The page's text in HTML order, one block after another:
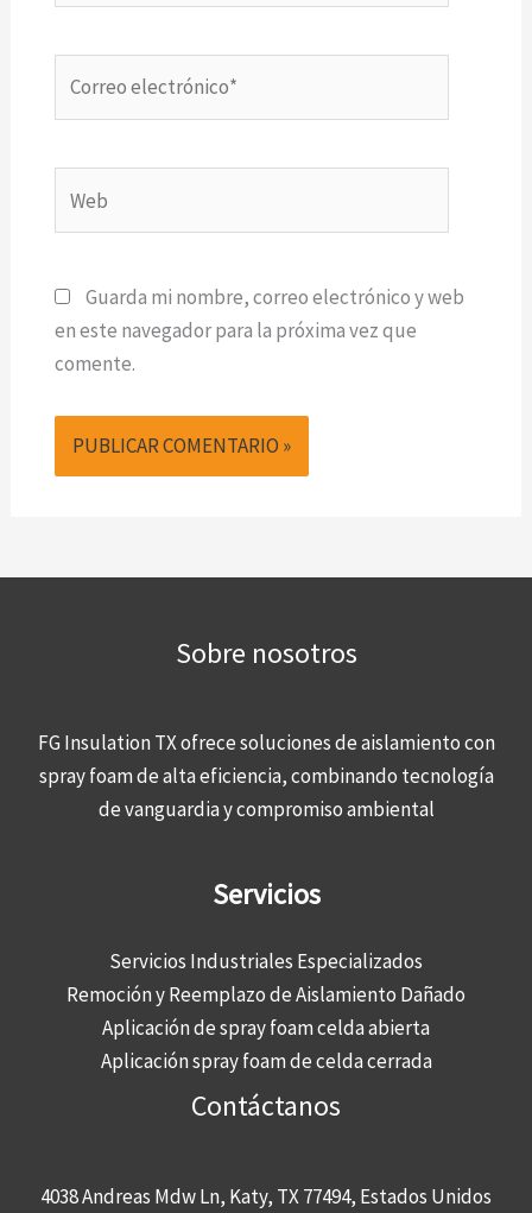
electrónico*
Guarda mi nombre, correo electrónico y web
en este navegador para la próxima vez que
comente.
Sobre nosotros
FG Insulation TX ofrece soluciones de aislamiento con
spray foam de alta eficiencia, combinando tecnología
de vanguardia y compromiso ambiental
Servicios
Servicios Industriales Especializados
Remoción y Reemplazo de Aislamiento Dañado
Aplicación de spray foam celda abierta
Aplicación spray foam de celda cerrada
Contáctanos
4038 Andreas Mdw Ln, Katy, TX 77494, Estados Unidos